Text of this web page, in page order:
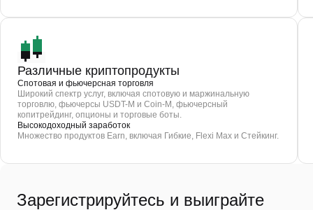
Различные криптопродукты
Спотовая и фьючерсная торговля
Широкий спектр услуг, включая спотовую и маржинальную
торговлю, фьючерсы USDT-M и Coin-M, фьючерсный
копитрейдинг, опционы и торговые боты.
Высокодоходный заработок
Множество продуктов Earn, включая Гибкие, Flexi Max и Стейкинг.
Зарегистрируйтесь и выиграйте